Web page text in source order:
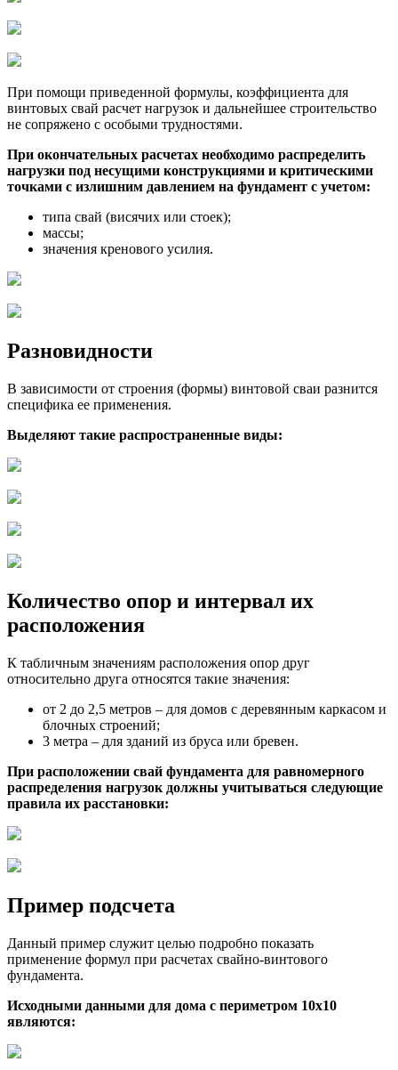
При помощи приведенной формулы, коэффициента для
винтовых свай расчет нагрузок и дальнейшее строительство
не сопряжено с особыми трудностями.
При окончательных расчетах необходимо распределить
нагрузки под несущими конструкциями и критическими
точками с излишним давлением на фундамент с учетом:
типа свай (висячих или стоек);
массы;
значения кренового усилия.
Разновидности
В зависимости от строения (формы) винтовой сваи разнится
специфика ее применения.
Выделяют такие распространенные виды:
Количество опор и интервал их
расположения
К табличным значениям расположения опор друг
относительно друга относятся такие значения:
от 2 до 2,5 метров – для домов с деревянным каркасом и
блочных строений;
3 метра – для зданий из бруса или бревен.
При расположении свай фундамента для равномерного
распределения нагрузок должны учитываться следующие
правила их расстановки:
Пример подсчета
Данный пример служит целью подробно показать
применение формул при расчетах свайно-винтового
фундамента.
Исходными данными для дома с периметром 10х10
являются: